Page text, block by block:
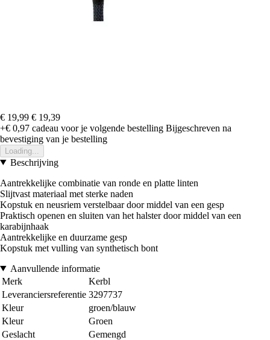
€ 19,99 € 19,39
+€ 0,97 cadeau voor je volgende bestelling Bijgeschreven na
bevestiging van je bestelling
Loading...
Beschrijving
Aantrekkelijke combinatie van ronde en platte linten
Slijtvast materiaal met sterke naden
Kopstuk en neusriem verstelbaar door middel van een gesp
Praktisch openen en sluiten van het halster door middel van een
karabijnhaak
Aantrekkelijke en duurzame gesp
Kopstuk met vulling van synthetisch bont
Aanvullende informatie
Merk
Kerbl
Leveranciersreferentie 3297737
Kleur
groen/blauw
Kleur
Groen
Geslacht
Gemengd